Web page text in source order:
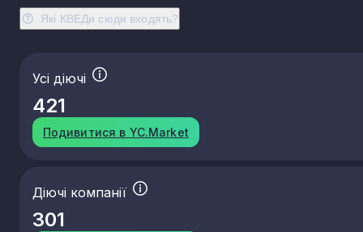
Які КВЕДи сюди входять?
Усі діючі
421
Подивитися в YC.Market
Діючі компанії
301